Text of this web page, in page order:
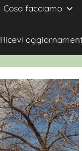
Cosa facciamo
Ricevi